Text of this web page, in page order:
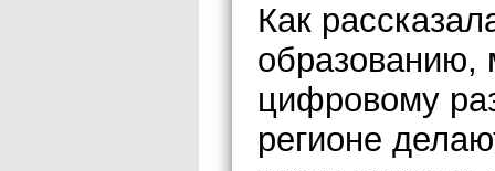
Как
образованию,
цифровому
регионе